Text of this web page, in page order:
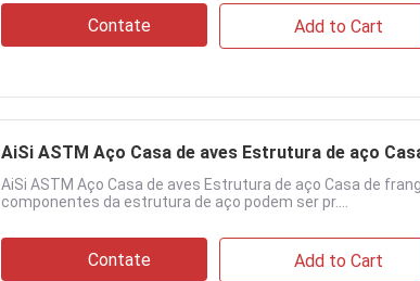
Contate Add to Cart
AiSi ASTM Aço Casa de aves Estrutura de aço
AiSi ASTM Aço Casa de aves Estrutura de aço Casa de
componentes da estrutura de aço podem ser pr....
Contate Add to Cart